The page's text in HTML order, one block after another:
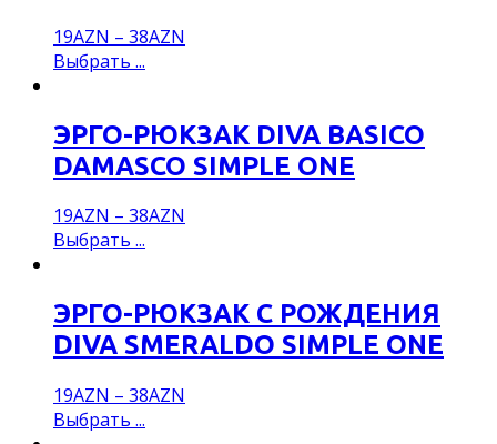
19AZN – 38AZN
Выбрать ...
ЭРГО-РЮКЗАК DIVA BASICO
DAMASCO SIMPLE ONE
19AZN – 38AZN
Выбрать ...
ЭРГО-РЮКЗАК С РОЖДЕНИЯ
DIVA SMERALDO SIMPLE ONE
19AZN – 38AZN
Выбрать ...